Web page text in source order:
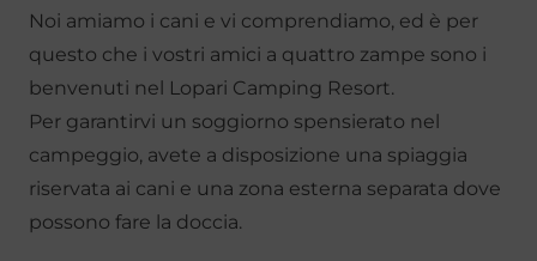
Noi amiamo i cani e vi comprendiamo, ed è per
questo che i vostri amici a quattro zampe sono i
benvenuti nel Lopari Camping Resort.
Per garantirvi un soggiorno spensierato nel
campeggio, avete a disposizione una spiaggia
riservata ai cani e una zona esterna separata dove
possono fare la doccia.